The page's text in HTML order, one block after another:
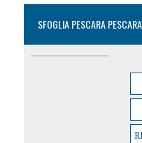
SFOGLIA PESCARA